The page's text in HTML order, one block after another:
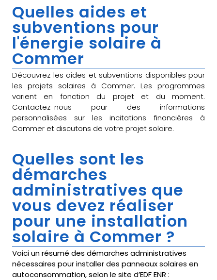
Quelles aides et
subventions pour
l'énergie solaire à
Commer
Découvrez les aides et subventions disponibles pour
les projets solaires à Commer. Les programmes
varient en fonction du projet et du moment.
Contactez-nous pour des informations
personnalisées sur les incitations financières à
Commer et discutons de votre projet solaire.
Quelles sont les
démarches
administratives que
vous devez réaliser
pour une installation
solaire à Commer ?
Voici un résumé des démarches administratives
nécessaires pour installer des panneaux solaires en
autoconsommation, selon le site d’EDF ENR :